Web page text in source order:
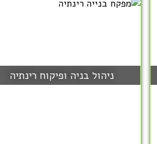
ניהול בניה ופיקוח רינתיה